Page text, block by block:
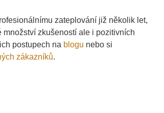
zateplování již několik let,
zkušeností ale i pozitivních
postupech na blogu nebo si
zákazníků.